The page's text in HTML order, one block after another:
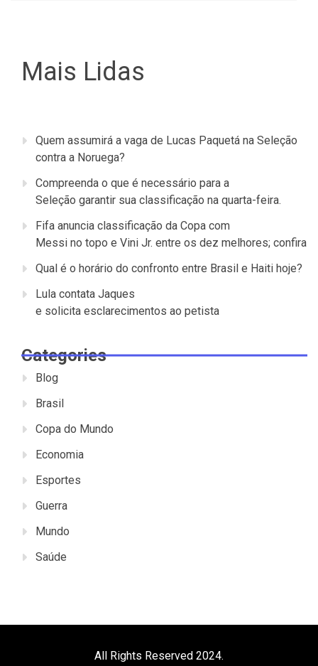
Mais Lidas
Quem assumirá a vaga de Lucas Paquetá na Seleção
contra a Noruega?
Compreenda o que é necessário para a
Seleção garantir sua classificação na quarta-feira.
Fifa anuncia classificação da Copa com
Messi no topo e Vini Jr. entre os dez melhores; confira
Qual é o horário do confronto entre Brasil e Haiti hoje?
Lula contata Jaques
e solicita esclarecimentos ao petista
Categories
Blog
Brasil
Copa do Mundo
Economia
Esportes
Guerra
Mundo
Saúde
All Rights Reserved 2024.